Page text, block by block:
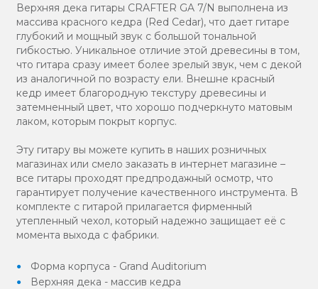
Верхняя дека гитары CRAFTER GA 7/N выполнена из
массива красного кедра (Red Cedar), что дает гитаре
глубокий и мощный звук с большой тональной
гибкостью. Уникальное отличие этой древесины в том,
что гитара сразу имеет более зрелый звук, чем с декой
из аналогичной по возрасту ели. Внешне красный
кедр имеет благородную текстуру древесины и
затемненный цвет, что хорошо подчеркнуто матовым
лаком, которым покрыт корпус.
Эту гитару вы можете купить в наших розничных
магазинах или смело заказать в интернет магазине –
все гитары проходят предпродажный осмотр, что
гарантирует получение качественного инструмента. В
комплекте с гитарой прилагается фирменный
утепленный чехол, который надежно защищает её с
момента выхода с фабрики.
Форма корпуса - Grand Auditorium
Верхняя дека - массив кедра